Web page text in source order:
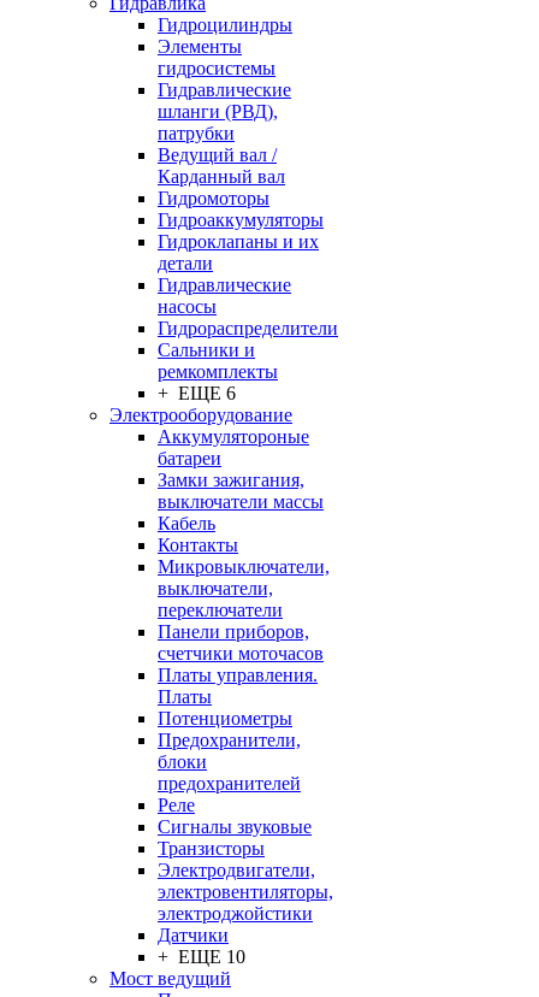
Гидроцилиндры
Элементы
гидросистемы
Гидравлические
шланги (РВД),
патрубки
Ведущий вал /
Карданный вал
Гидромоторы
Гидроаккумуляторы
Гидроклапаны и их
детали
Гидравлические
насосы
Гидрораспределители
Сальники и
ремкомплекты
+ ЕЩЕ 6
Электрооборудование
Аккумулятороные
батареи
Замки зажигания,
выключатели массы
Кабель
Контакты
Микровыключатели,
выключатели,
переключатели
Панели приборов,
счетчики моточасов
Платы управления.
Платы
Потенциометры
Предохранители,
блоки
предохранителей
Реле
Сигналы звуковые
Транзисторы
Электродвигатели,
электровентиляторы,
электроджойстики
Датчики
+ ЕЩЕ 10
Мост ведущий